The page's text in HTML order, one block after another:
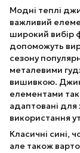
Модні теплі
важливий
широкий вибір
допоможуть
сезону
металевими
вишивкою.
елементами
адаптовані для
використання
Класичні сині,
але також